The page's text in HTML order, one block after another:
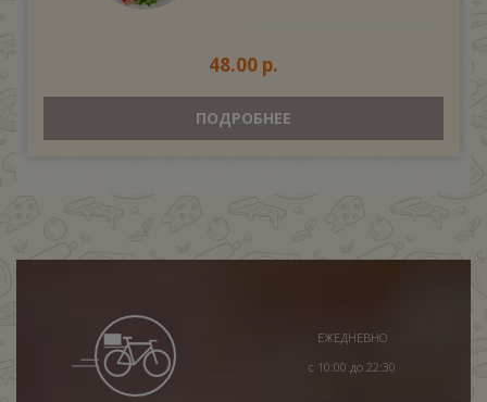
48.00 р.
ПОДРОБНЕЕ
ЕЖЕДНЕВНО
с 10:00 до 22:30